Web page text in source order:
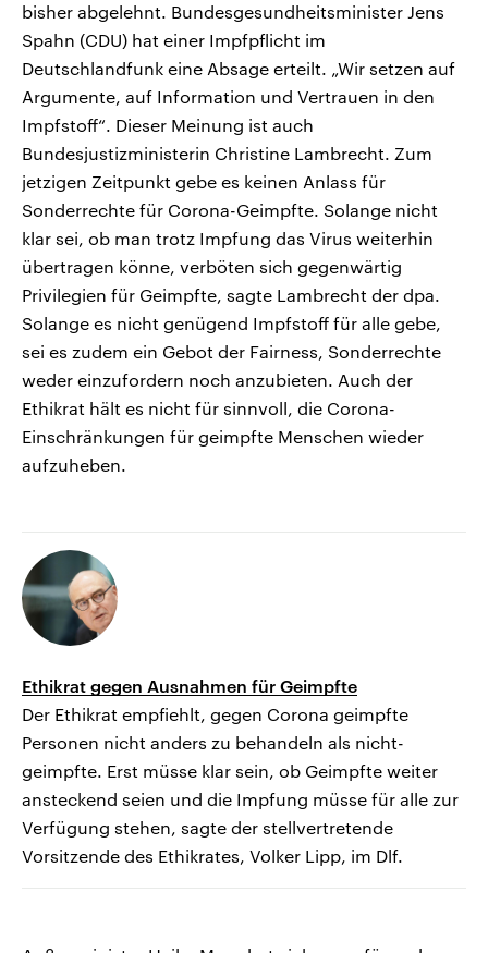
bisher abgelehnt. Bundesgesundheitsminister Jens
Spahn (CDU) hat einer Impfpflicht im
Deutschlandfunk eine Absage erteilt. „Wir setzen auf
Argumente, auf Information und Vertrauen in den
Impfstoff“. Dieser Meinung ist auch
Bundesjustizministerin Christine Lambrecht. Zum
jetzigen Zeitpunkt gebe es keinen Anlass für
Sonderrechte für Corona-Geimpfte. Solange nicht
klar sei, ob man trotz Impfung das Virus weiterhin
übertragen könne, verböten sich gegenwärtig
Privilegien für Geimpfte, sagte Lambrecht der dpa.
Solange es nicht genügend Impfstoff für alle gebe,
sei es zudem ein Gebot der Fairness, Sonderrechte
weder einzufordern noch anzubieten. Auch der
Ethikrat hält es nicht für sinnvoll, die Corona-
Einschränkungen für geimpfte Menschen wieder
aufzuheben.
Ethikrat gegen Ausnahmen für Geimpfte
Der Ethikrat empfiehlt, gegen Corona geimpfte
Personen nicht anders zu behandeln als nicht-
geimpfte. Erst müsse klar sein, ob Geimpfte weiter
ansteckend seien und die Impfung müsse für alle zur
Verfügung stehen, sagte der stellvertretende
Vorsitzende des Ethikrates, Volker Lipp, im Dlf.